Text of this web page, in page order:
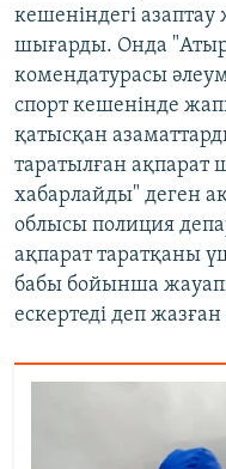
кешеніндегі
шығарды. Онда
комендатурасы
спорт кешенінде
қатысқан
таратылған
хабарлайды" деген
облысы полиция
ақпарат таратқаны
бабы бойынша
ескертеді деп жазған